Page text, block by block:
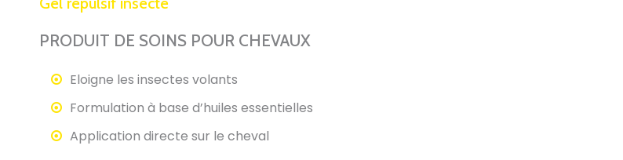
PRODUIT DE SOINS POUR CHEVAUX
Eloigne les insectes volants
Formulation à base d’huiles essentielles
Application directe sur le cheval